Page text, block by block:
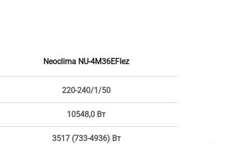
Neoclima NU-4M36EFIez
220-240/1/50
10548,0 Вт
3517 (733-4936) Вт